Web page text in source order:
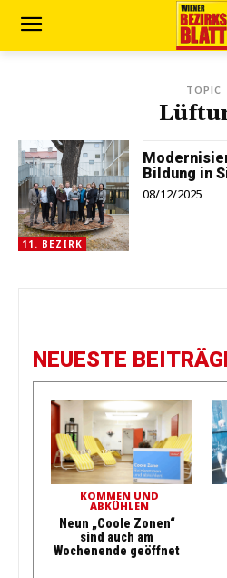
TOPIC
11. BEZIRK
Bildung in
08/12/2025
NEUESTE
KOMMEN UND
ABKÜHLEN
Neun „Coole Zonen“
sind auch am
Wochenende geöffnet